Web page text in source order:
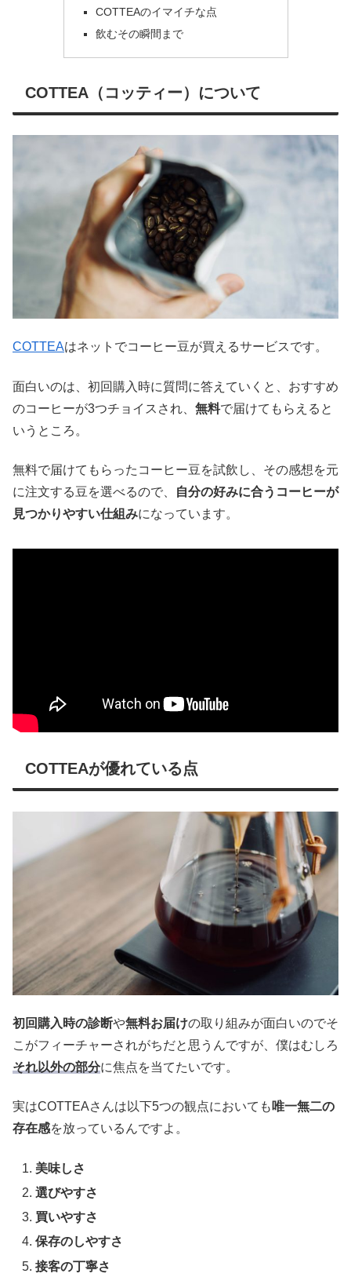
COTTEAのイマイチな点
飲むその瞬間まで
COTTEA（コッティー）について
COTTEAはネットでコーヒー豆が買えるサービスです。
面白いのは、初回購入時に質問に答えていくと、おすすめ
のコーヒーが3つチョイスされ、 無料で届けてもらえると
いうところ。
無料で届けてもらったコーヒー豆を試飲し、その感想を元
に注文する豆を選べるので、
自分の好みに合うコーヒーが
見つかりやすい仕組みになっています。
COTTEAが優れている点
初回購入時の診断や無料お届けの取り組みが面白いのでそ
こがフィーチャーされがちだと思うんですが、僕はむしろ
それ以外の部分に焦点を当てたいです。
実はCOTTEAさんは以下5つの観点においても 唯一無二の
存在感を放っているんですよ。
美味しさ
選びやすさ
買いやすさ
保存のしやすさ
接客の丁寧さ